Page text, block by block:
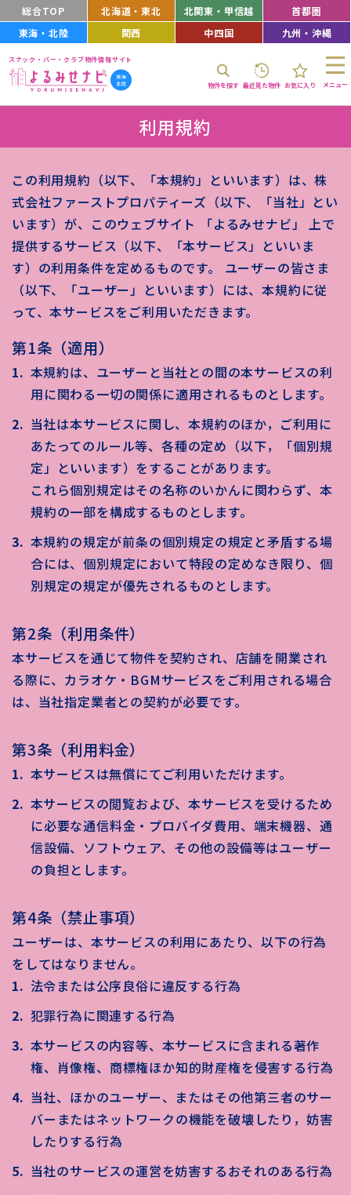
総合TOP 北海道・東北 北関東・甲信越
首都圏
東海・北陸
関西 中四国 九州・沖縄
スナック・バー・クラブ物件情報サイト
物件を探す 最近見た物件 お気に入り メニュー
利用規約
この利用規約（以下、「本規約」といいます）は、株
式会社ファーストプロパティーズ（以下、「当社」とい
います）が、このウェブサイト 「よるみせナビ」 上で
提供するサービス（以下、「本サービス」といいま
す）の利用条件を定めるものです。 ユーザーの皆さま
（以下、「ユーザー」といいます）には、本規約に従
って、本サービスをご利用いただきます。
第1条（適用）
本規約は、ユーザーと当社との間の本サービスの利
用に関わる一切の関係に適用されるものとします。
当社は本サービスに関し、本規約のほか，ご利用に
あたってのルール等、各種の定め（以下，「個別規
定」といいます）をすることがあります。
これら個別規定はその名称のいかんに関わらず、本
規約の一部を構成するものとします。
本規約の規定が前条の個別規定の規定と矛盾する場
合には、個別規定において特段の定めなき限り、個
別規定の規定が優先されるものとします。
第2条（利用条件）
本サービスを通じて物件を契約され、店舗を開業され
る際に、カラオケ・BGMサービスをご利用される場合
は、当社指定業者との契約が必要です。
第3条（利用料金）
本サービスは無償にてご利用いただけます。
本サービスの閲覧および、本サービスを受けるため
に必要な通信料金・プロバイダ費用、端末機器、通
信設備、ソフトウェア、その他の設備等はユーザー
の負担とします。
第4条（禁止事項）
ユーザーは、本サービスの利用にあたり、以下の行為
をしてはなりません。
法令または公序良俗に違反する行為
犯罪行為に関連する行為
本サービスの内容等、本サービスに含まれる著作
権、肖像権、商標権ほか知的財産権を侵害する行為
当社、ほかのユーザー、またはその他第三者のサー
バーまたはネットワークの機能を破壊したり，妨害
したりする行為
当社のサービスの運営を妨害するおそれのある行為